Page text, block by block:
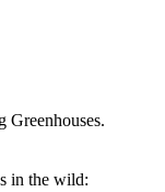
in the wild: